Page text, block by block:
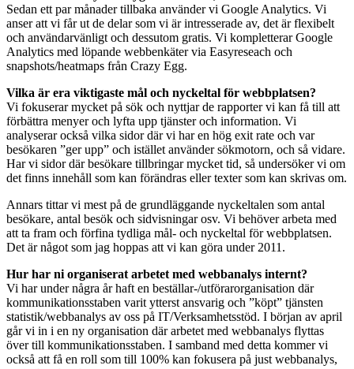
Sedan ett par månader tillbaka använder vi Google Analytics. Vi
anser att vi får ut de delar som vi är intresserade av, det är flexibelt
och användarvänligt och dessutom gratis. Vi kompletterar Google
Analytics med löpande webbenkäter via Easyreseach och
snapshots/heatmaps från Crazy Egg.
Vilka är era viktigaste mål och nyckeltal för webbplatsen?
Vi fokuserar mycket på sök och nyttjar de rapporter vi kan få till att
förbättra menyer och lyfta upp tjänster och information. Vi
analyserar också vilka sidor där vi har en hög exit rate och var
besökaren ”ger upp” och istället använder sökmotorn, och så vidare.
Har vi sidor där besökare tillbringar mycket tid, så undersöker vi om
det finns innehåll som kan förändras eller texter som kan skrivas om.
Annars tittar vi mest på de grundläggande nyckeltalen som antal
besökare, antal besök och sidvisningar osv. Vi behöver arbeta med
att ta fram och förfina tydliga mål- och nyckeltal för webbplatsen.
Det är något som jag hoppas att vi kan göra under 2011.
Hur har ni organiserat arbetet med webbanalys internt?
Vi har under några år haft en beställar-/utförarorganisation där
kommunikationsstaben varit ytterst ansvarig och ”köpt” tjänsten
statistik/webbanalys av oss på IT/Verksamhetsstöd. I början av april
går vi in i en ny organisation där arbetet med webbanalys flyttas
över till kommunikationsstaben. I samband med detta kommer vi
också att få en roll som till 100% kan fokusera på just webbanalys,